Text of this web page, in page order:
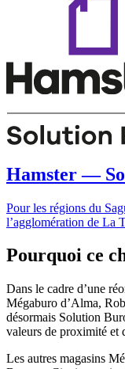
Hamster —
Pour les régions du
l’agglomération de La
Pourquoi ce
Dans le cadre d’une
Mégaburo d’Alma,
désormais Solution
valeurs de proximité et
Les autres magasins